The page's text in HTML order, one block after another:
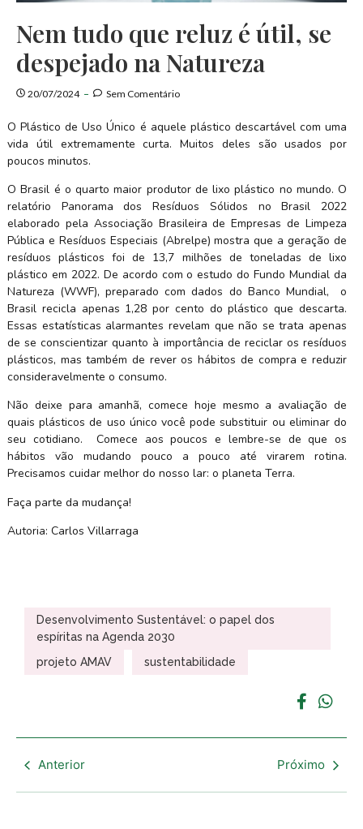
Nem tudo que reluz é útil, se
despejado na Natureza
20/07/2024 Sem Comentário
O Plástico de Uso Único é aquele plástico descartável com uma
vida útil extremamente curta. Muitos deles são usados por
poucos minutos.
O Brasil é o quarto maior produtor de lixo plástico no mundo. O
relatório Panorama dos Resíduos Sólidos no Brasil 2022
elaborado pela Associação Brasileira de Empresas de Limpeza
Pública e Resíduos Especiais (Abrelpe) mostra que a geração de
resíduos plásticos foi de 13,7 milhões de toneladas de lixo
plástico em 2022. De acordo com o estudo do Fundo Mundial da
Natureza (WWF), preparado com dados do Banco Mundial, o
Brasil recicla apenas 1,28 por cento do plástico que descarta.
Essas estatísticas alarmantes revelam que não se trata apenas
de se conscientizar quanto à importância de reciclar os resíduos
plásticos, mas também de rever os hábitos de compra e reduzir
consideravelmente o consumo.
Não deixe para amanhã, comece hoje mesmo a avaliação de
quais plásticos de uso único você pode substituir ou eliminar do
seu cotidiano. Comece aos poucos e lembre-se de que os
hábitos vão mudando pouco a pouco até virarem rotina.
Precisamos cuidar melhor do nosso lar: o planeta Terra.
Faça parte da mudança!
Autoria: Carlos Villarraga
Desenvolvimento Sustentável: o papel dos
espíritas na Agenda 2030
projeto AMAV
sustentabilidade
Anterior Próximo